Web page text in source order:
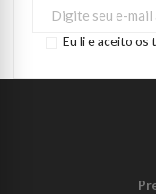
Eu li e aceito os